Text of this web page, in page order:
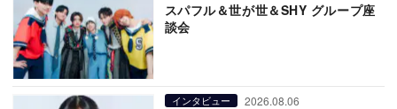
スパフル＆世が世＆SHY グループ座
談会
インタビュー 2026.08.06